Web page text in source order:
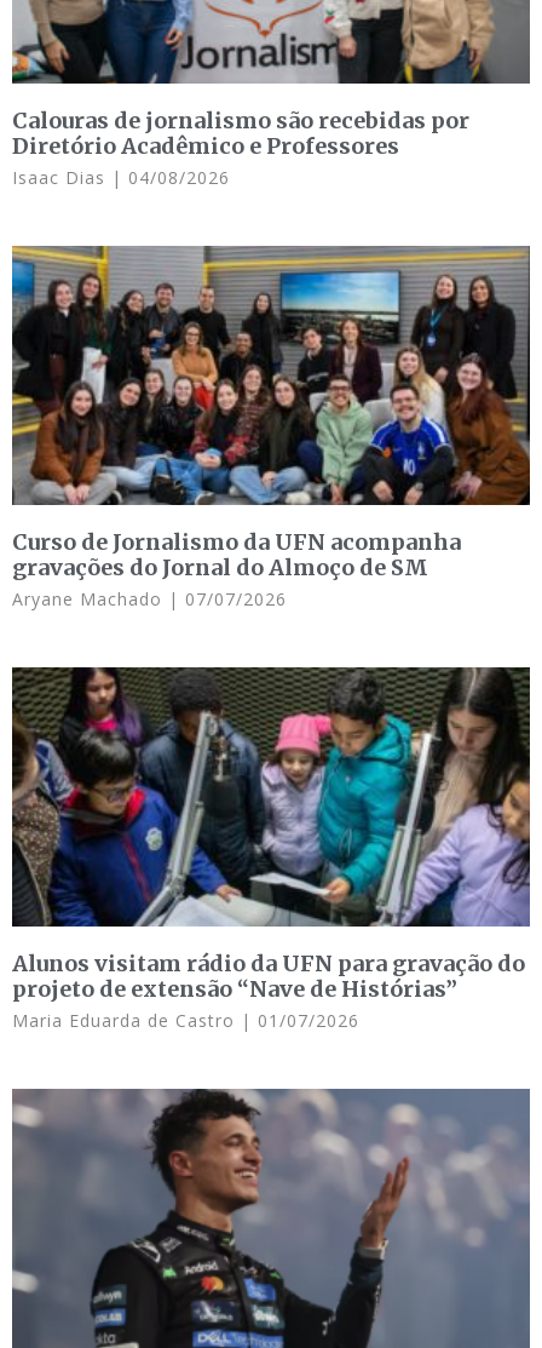
Calouras de jornalismo são recebidas por
Diretório Acadêmico e Professores
Isaac Dias 04/08/2026
Curso de Jornalismo da UFN acompanha
gravações do Jornal do Almoço de SM
Aryane Machado 07/07/2026
Alunos visitam rádio da UFN para gravação do
projeto de extensão “Nave de Histórias”
Maria Eduarda de Castro 01/07/2026